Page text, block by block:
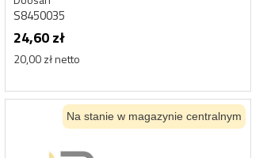
S8450035
24,60 zł
20,00 zł netto
Na stanie w magazynie centralnym